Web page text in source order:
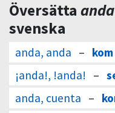
Översätta anda
svenska
anda, anda –
¡anda!, !anda! –
anda, cuenta –